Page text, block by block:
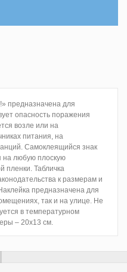
предназначена для
опасность поражения
возле или на
питания, на
Самоклеящийся знак
на любую плоскую
пленки. Табличка
к размерам и
предназначена для
так и на улице. Не
в температурном
– 20х13 см.